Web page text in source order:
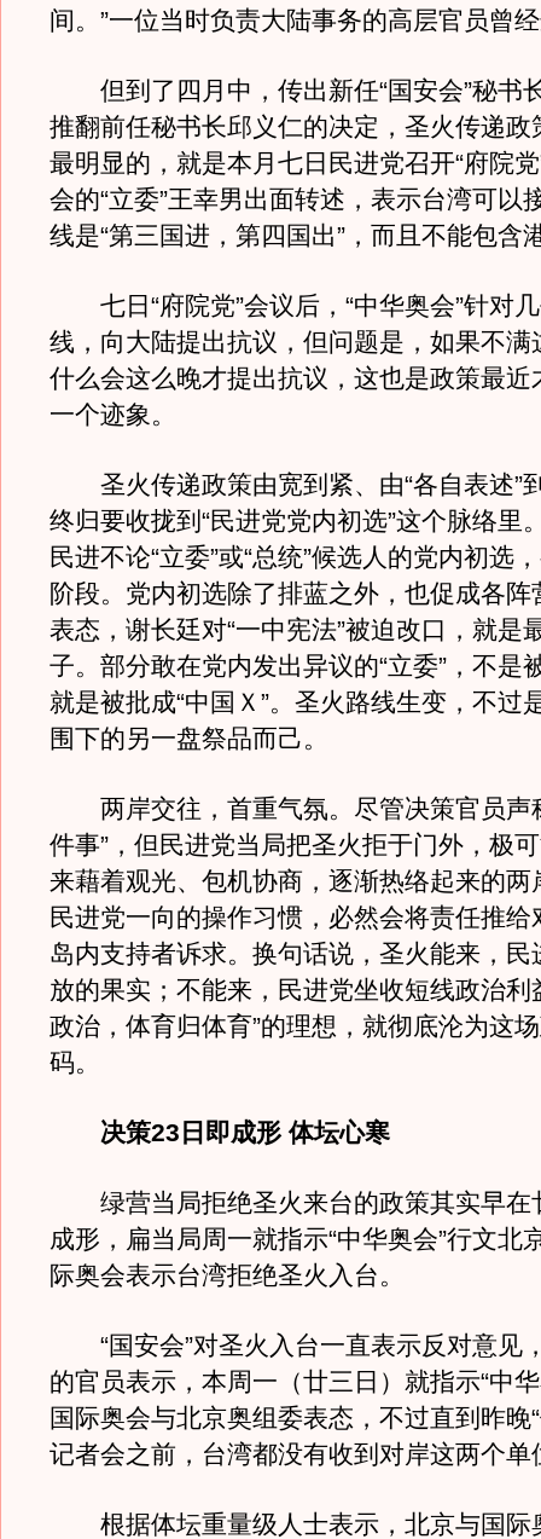
间。”一位当时负责大陆事务的高层官员曾
但到了四月中，传出新任“国安会”秘书
推翻前任秘书长邱义仁的决定，圣火传递政
最明显的，就是本月七日民进党召开“府院
会的“立委”王幸男出面转述，表示台湾可以
线是“第三国进，第四国出”，而且不能包含
七日“府院党”会议后，“中华奥会”针对
线，向大陆提出抗议，但问题是，如果不满
什么会这么晚才提出抗议，这也是政策最近
一个迹象。
圣火传递政策由宽到紧、由“各自表述”
终归要收拢到“民进党党内初选”这个脉络里
民进不论“立委”或“总统”候选人的党内初选
阶段。党内初选除了排蓝之外，也促成各阵
表态，谢长廷对“一中宪法”被迫改口，就是
子。部分敢在党内发出异议的“立委”，不是
就是被批成“中国Ｘ”。圣火路线生变，不过
围下的另一盘祭品而己。
两岸交往，首重气氛。尽管决策官员声
件事”，但民进党当局把圣火拒于门外，极
来藉着观光、包机协商，逐渐热络起来的两
民进党一向的操作习惯，必然会将责任推给
岛内支持者诉求。换句话说，圣火能来，民
放的果实；不能来，民进党坐收短线政治利
政治，体育归体育”的理想，就彻底沦为这
码。
决策23日即成形 体坛心寒
绿营当局拒绝圣火来台的政策其实早在
成形，扁当局周一就指示“中华奥会”行文北
际奥会表示台湾拒绝圣火入台。
“国安会”对圣火入台一直表示反对意见
的官员表示，本周一（廿三日）就指示“中
国际奥会与北京奥组委表态，不过直到昨晚
记者会之前，台湾都没有收到对岸这两个单
根据体坛重量级人士表示，北京与国际